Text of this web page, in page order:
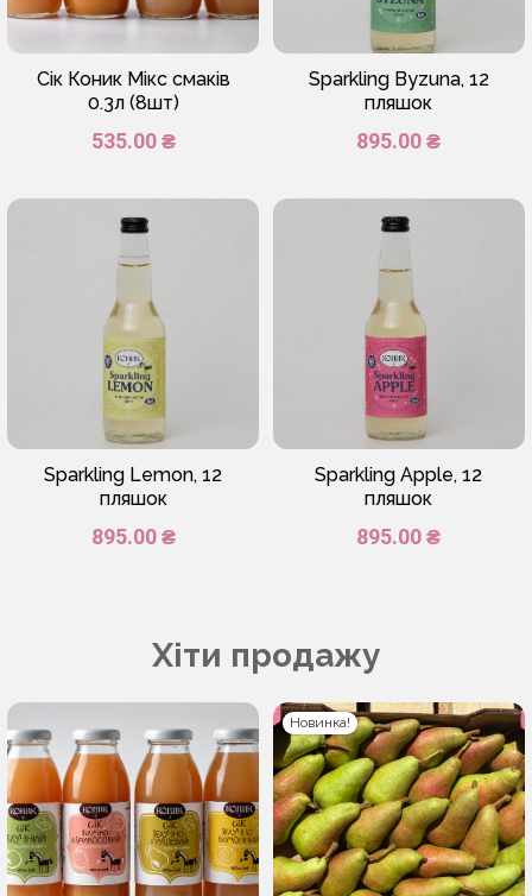
Сік Коник Мікс смаків
0.3л (8шт)
535.00 ₴
Sparkling Byzuna, 12
пляшок
895.00 ₴
Sparkling Lemon, 12
пляшок
895.00 ₴
Sparkling Apple, 12
пляшок
895.00 ₴
Хіти продажу
Новинка!